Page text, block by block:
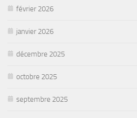
février 2026
janvier 2026
décembre 2025
octobre 2025
septembre 2025